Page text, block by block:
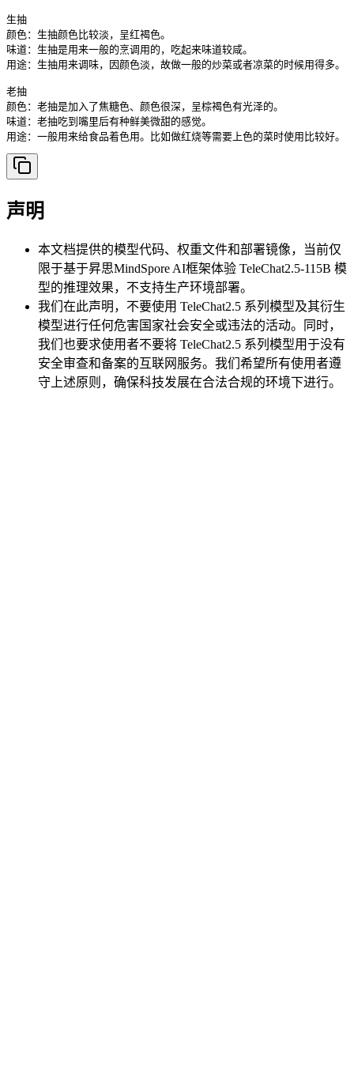
生抽
颜色：生抽颜色比较淡，呈红褐色。
味道：生抽是用来一般的烹调用的，吃起来味道较咸。
用途：生抽用来调味，因颜色淡，故做一般的炒菜或者凉菜的时候用得多。
老抽
颜色：老抽是加入了焦糖色、颜色很深，呈棕褐色有光泽的。
味道：老抽吃到嘴里后有种鲜美微甜的感觉。
用途：一般用来给食品着色用。比如做红烧等需要上色的菜时使用比较好。
声明
本文档提供的模型代码、权重文件和部署镜像，当前仅
限于基于昇思MindSpore AI框架体验 TeleChat2.5-115B 模
型的推理效果，不支持生产环境部署。
我们在此声明，不要使用 TeleChat2.5 系列模型及其衍生
模型进行任何危害国家社会安全或违法的活动。同时，
我们也要求使用者不要将 TeleChat2.5 系列模型用于没有
安全审查和备案的互联网服务。我们希望所有使用者遵
守上述原则，确保科技发展在合法合规的环境下进行。